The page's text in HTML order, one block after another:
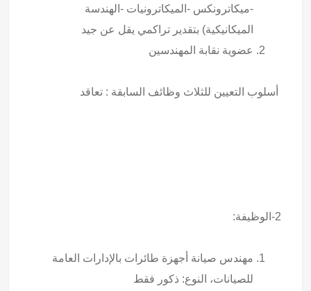
-ميكاترونكس -الميكاترونيات -الهندسة
الميكانيكية) بتقدير تراكمي يقل عن جيد
عضوية نقابة المهندسين
أسلوب التعيين للثلاث وظائف السابقة : تعاقد
2-الوظيفة:
مهندس صيانة أجهزة طائرات بالإدارات العامة
للصيانات، النوع: ذكور فقط